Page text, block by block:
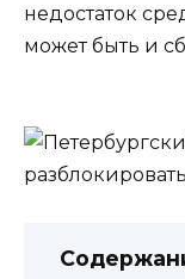
недостаток
может быть и